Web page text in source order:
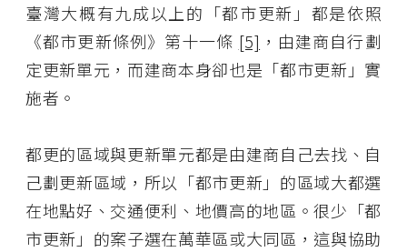
臺灣大概有九成以上的「都市更新」都是依照
《都市更新條例》第十一條 [5] ，由建商自行劃
定更新單元，而建商本身卻也是「都市更新」實
施者。
都更的區域與更新單元都是由建商自己去找、自
己劃更新區域，所以「都市更新」的區域大都選
在地點好、交通便利、地價高的地區。很少「都
市更新」的案子選在萬華區或大同區，這與協助